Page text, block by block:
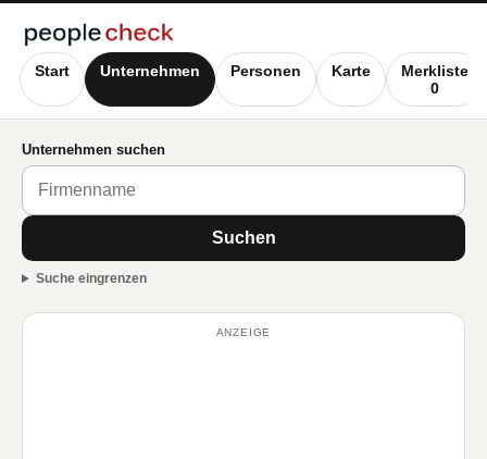
Start Unternehmen Personen Karte
Merkliste
0
Unternehmen suchen
Suchen
Suche eingrenzen
ANZEIGE